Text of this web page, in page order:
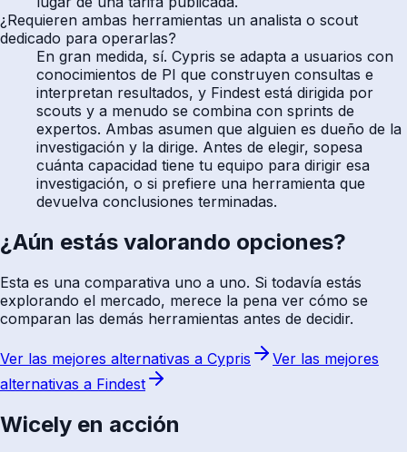
¿Requieren ambas herramientas un analista o scout
dedicado para operarlas?
En gran medida, sí. Cypris se adapta a usuarios con
conocimientos de PI que construyen consultas e
interpretan resultados, y Findest está dirigida por
scouts y a menudo se combina con sprints de
expertos. Ambas asumen que alguien es dueño de la
investigación y la dirige. Antes de elegir, sopesa
cuánta capacidad tiene tu equipo para dirigir esa
investigación, o si prefiere una herramienta que
devuelva conclusiones terminadas.
¿Aún estás valorando opciones?
Esta es una comparativa uno a uno. Si todavía estás
explorando el mercado, merece la pena ver cómo se
comparan las demás herramientas antes de decidir.
Ver las mejores alternativas a Cypris
Ver las mejores
alternativas a Findest
Wicely en acción